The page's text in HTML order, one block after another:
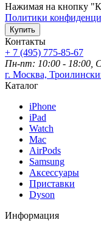
Нажимая на кнопку
Политики
Купить
Контакты
+ 7 (495) 775-85-67
Пн-пт: 10:00 - 18:00,
г. Москва,
Каталог
iPhone
iPad
Watch
Mac
AirPods
Samsung
Аксессуары
Приставки
Dyson
Информация